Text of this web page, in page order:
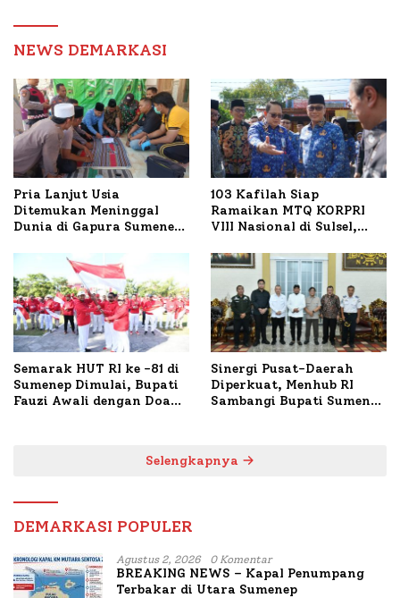
NEWS DEMARKASI
Pria Lanjut Usia
Ditemukan Meninggal
Dunia di Gapura Sumenep,
103 Kafilah Siap
Ramaikan MTQ KORPRI
VIII Nasional di Sulsel,
Semarak HUT RI ke -81 di
Sumenep Dimulai, Bupati
Fauzi Awali dengan Doa
Sinergi Pusat-Daerah
Diperkuat, Menhub RI
Sambangi Bupati Sumenep
Selengkapnya
DEMARKASI POPULER
Agustus 2, 2026 0 Komentar
BREAKING NEWS – Kapal Penumpang
Terbakar di Utara Sumenep